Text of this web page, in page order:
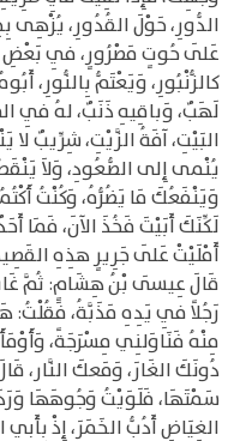
الدُّورِ، حَوْلَ القُدُورِ، يُزْهِى
عَلَى حُوتٍ مَصْرُورٍ، فِي بَعْضِ
كالزُّنْبُورِ، وَيَعْتَمُّ بِالنُّورِ،
لَهَبٌ، وَباقِيهِ ذَنَبٌ، لهُ
البَيْتِ، آفَةُ الزَّيْتِ، شِرِّيبٌ لا
يُنْمى إِلى الصُّعُودِ، وَلاَ
وَيَنْفَعُكَ مَا يَضُرُّهُ، وَكُنْتُ
لَكِّنَكَ أَبَيْتَ فَخُذَ الآنَ، فَمَا
أَمْلَيْتْ عَلَى جَرِيرٍ هذِهِ
قَالَ عِيسَى بْنُ هِشَامٍ: ثُمَّ
رَجُلاً فِي يَدِهِ مَذَبَّةُ، فَقُلْتُ:
مِنْهُ فَنَاوَلنِي مِسْرَجَةً،
دُونَكَ الغَارَ، وَمَعكَ النَّار،
سَمْتَهَا، فَلَوَيْتُ وَجُوهَهَا
الغِيَاضِ أَدُبُّ الخَمَرَ، إِذْ